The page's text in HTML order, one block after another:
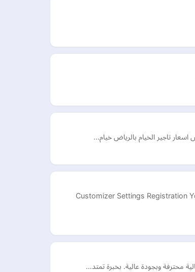
Customizer Settings Registration
محترفة وبجودة عالية. بخبرة تمتد…